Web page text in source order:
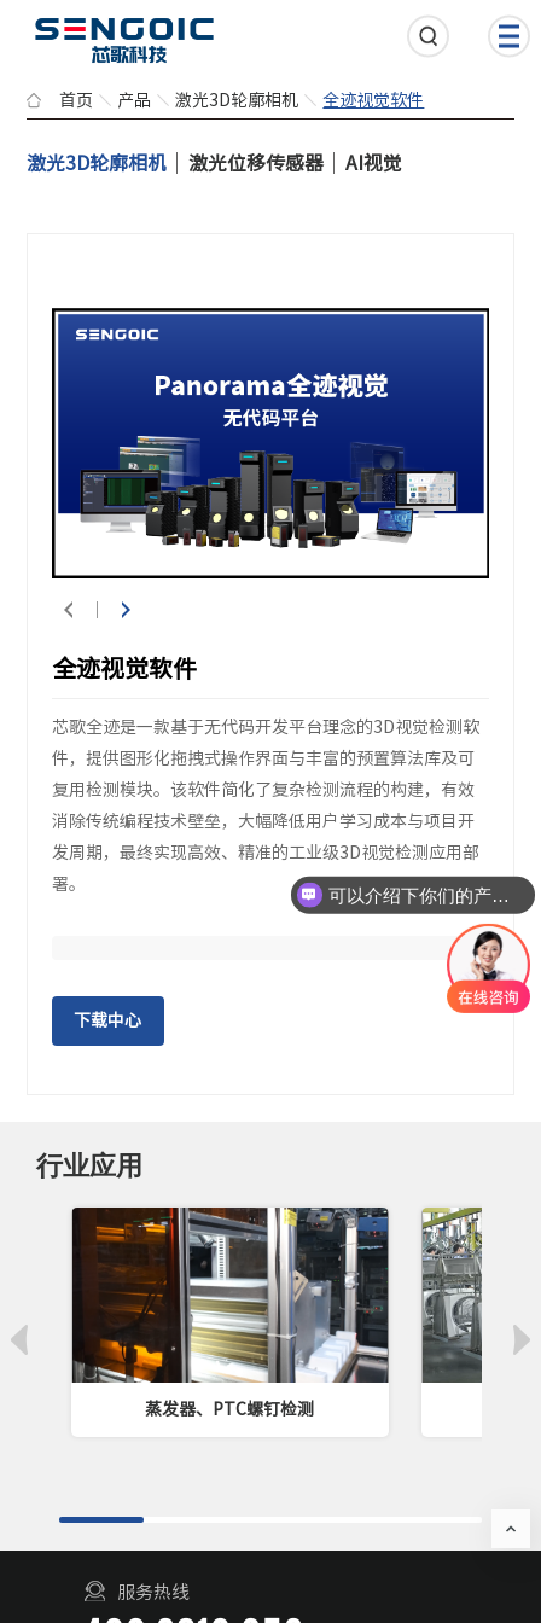
首页 产品 激光3D轮廓相机 全迹视觉软件
激光3D轮廓相机 激光位移传感器 AI视觉
全迹视觉软件
芯歌全迹是一款基于无代码开发平台理念的3D视觉检测软
件，提供图形化拖拽式操作界面与丰富的预置算法库及可
复用检测模块。该软件简化了复杂检测流程的构建，有效
消除传统编程技术壁垒，大幅降低用户学习成本与项目开
发周期，最终实现高效、精准的工业级3D视觉检测应用部
署。
下载中心
行业应用
蒸发器、PTC螺钉检测
服务热线
可以介绍下你们的产品么